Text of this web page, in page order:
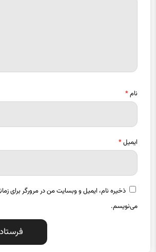
نام*
ایمیل*
ذخیره نام، ایمیل و وبسایت من در مرورگر برای
می‌نویسم.